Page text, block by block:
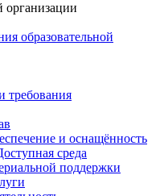
организации
образовательной
требования
и оснащённость
среда
поддержки